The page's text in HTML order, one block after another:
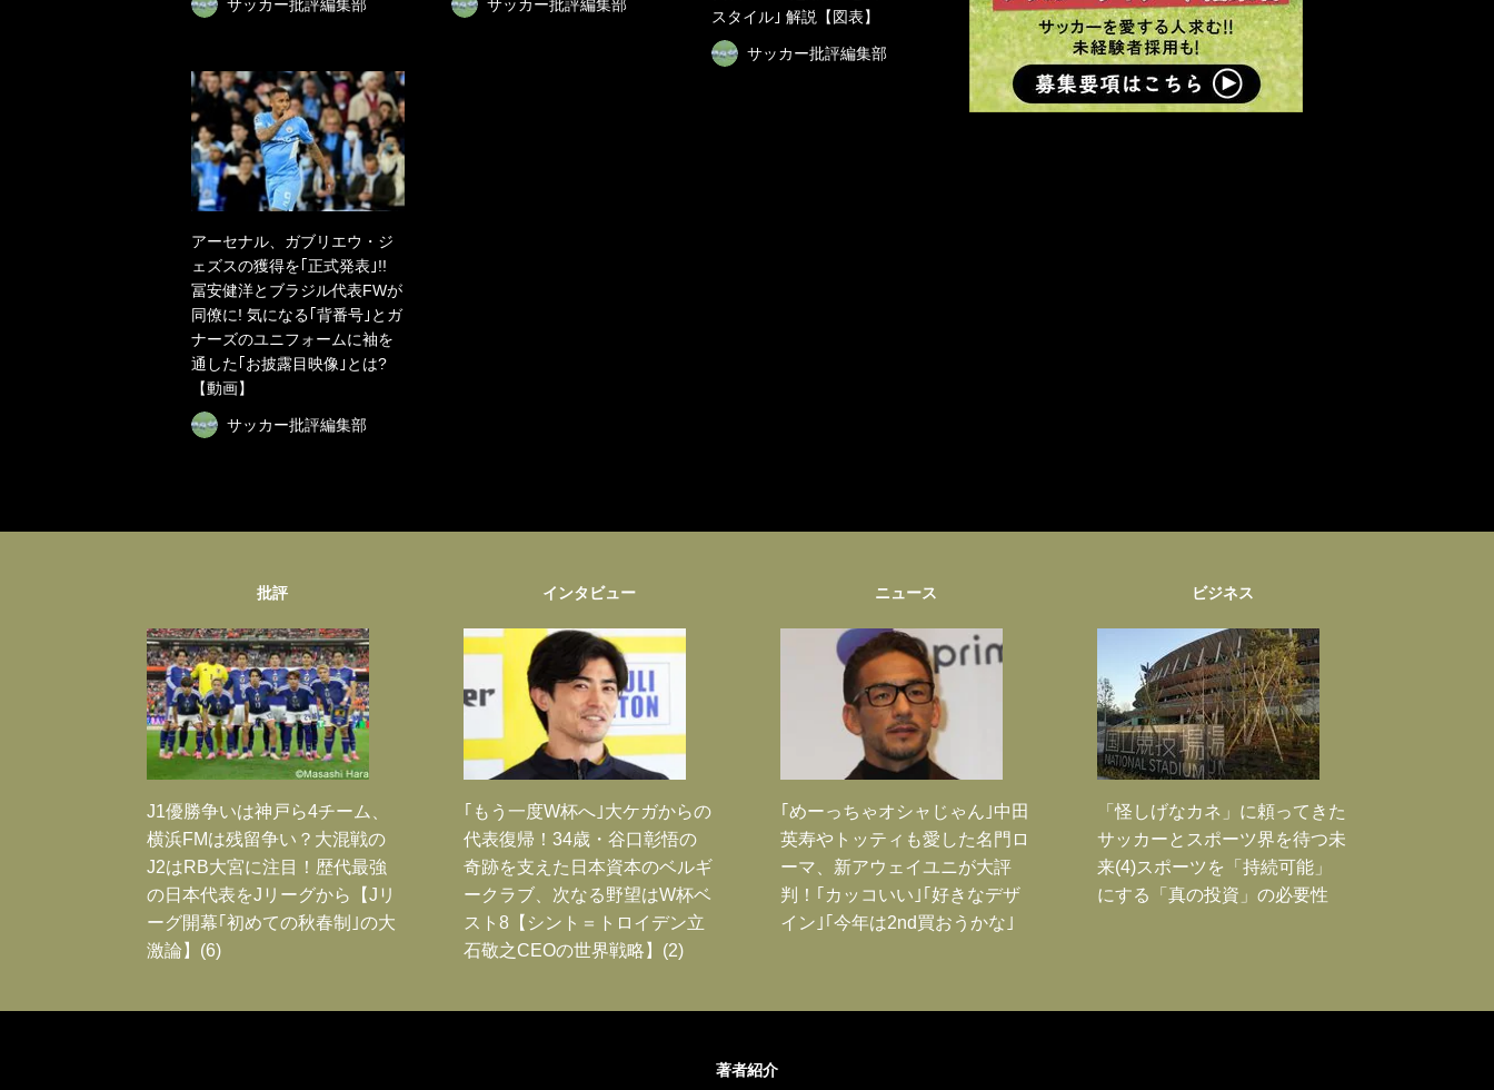
サッカー批評編集部 サッカー批評編集部
スタイル｣ 解説【図表】
サッカー批評編集部
アーセナル、ガブリエウ・ジ
ェズスの獲得を｢正式発表｣!!
冨安健洋とブラジル代表FWが
同僚に! 気になる｢背番号｣とガ
ナーズのユニフォームに袖を
通した｢お披露目映像｣とは?
【動画】
サッカー批評編集部
批評
J1優勝争いは神戸ら4チーム、
横浜FMは残留争い？大混戦の
J2はRB大宮に注目！歴代最強
の日本代表をJリーグから【Jリ
ーグ開幕｢初めての秋春制｣の大
激論】(6)
インタビュー
｢もう一度W杯へ｣大ケガからの
代表復帰！34歳・谷口彰悟の
奇跡を支えた日本資本のベルギ
ークラブ、次なる野望はW杯ベ
スト8【シント＝トロイデン立
石敬之CEOの世界戦略】(2)
ニュース
｢めーっちゃオシャじゃん｣中田
英寿やトッティも愛した名門ロ
ーマ、新アウェイユニが大評
判！｢カッコいい｣｢好きなデザ
イン｣｢今年は2nd買おうかな｣
ビジネス
「怪しげなカネ」に頼ってきた
サッカーとスポーツ界を待つ未
来(4)スポーツを「持続可能」
にする「真の投資」の必要性
著者紹介